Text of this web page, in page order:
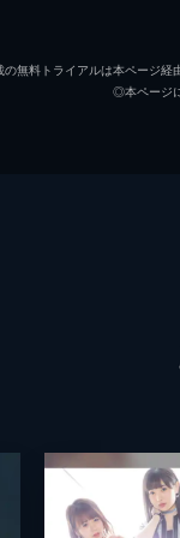
無料トライアルは本ページ経
◎本ページ